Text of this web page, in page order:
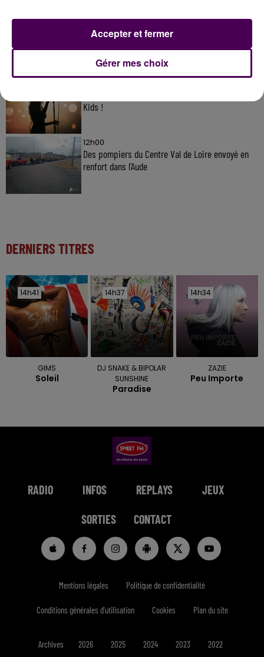
Gagnez vos entrées à Terra Botanica !
Kids !
12h00
Des pompiers du Centre Val de Loire envoyé en
renfort dans l'Aude
DERNIERS TITRES
14h41
14h41
GIMS
Soleil
14h37
14h37
DJ SNAKE & BIPOLAR
SUNSHINE
Paradise
14h34
14h34
ZAZIE
Peu Importe
RADIO INFOS REPLAYS JEUX
SORTIES CONTACT
Mentions légales Politique de confidentialité
Conditions générales d'utilisation Cookies Plan du site
Archives 2026 2025 2024 2023 2022
Gérer mes choix
Accepter et fermer